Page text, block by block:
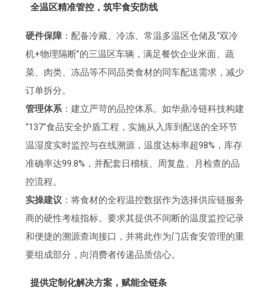
全温区精准管控，筑牢食安防线
硬件保障 ：配备冷藏、冷冻、常温多温区仓储及“双冷
机+物理隔断”的三温区车辆，满足餐饮企业米面、蔬
菜、肉类、冻品等不同品类食材的同车配送需求，减少
订单拆分。
管理体系：建立严苛的品控体系。如华鼎冷链科技构建
“137”食品安全护盾工程，实施从入库到配送的全环节
温湿度实时监控与在线溯源，温度达标率超98%，库存
准确率达99.8%，并配套日稽核、周复盘、月检查的品
控流程。
实操建议 ：将食材的全程温控数据作为选择供应链服务
商的硬性考核指标。要求其提供不间断的温度监控记录
和便捷的溯源查询接口，并将此作为门店食安管理的重
要组成部分，向消费者传递品质信心。
提供定制化解决方案，赋能全链条